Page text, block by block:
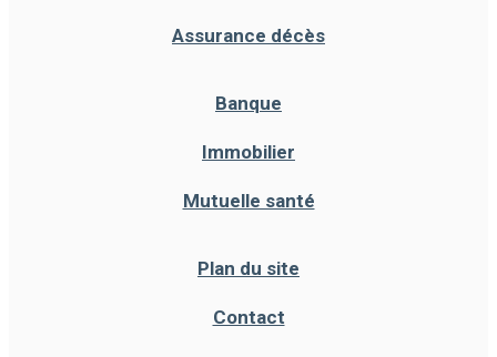
Assurance décès
Banque
Immobilier
Mutuelle santé
Plan du site
Contact